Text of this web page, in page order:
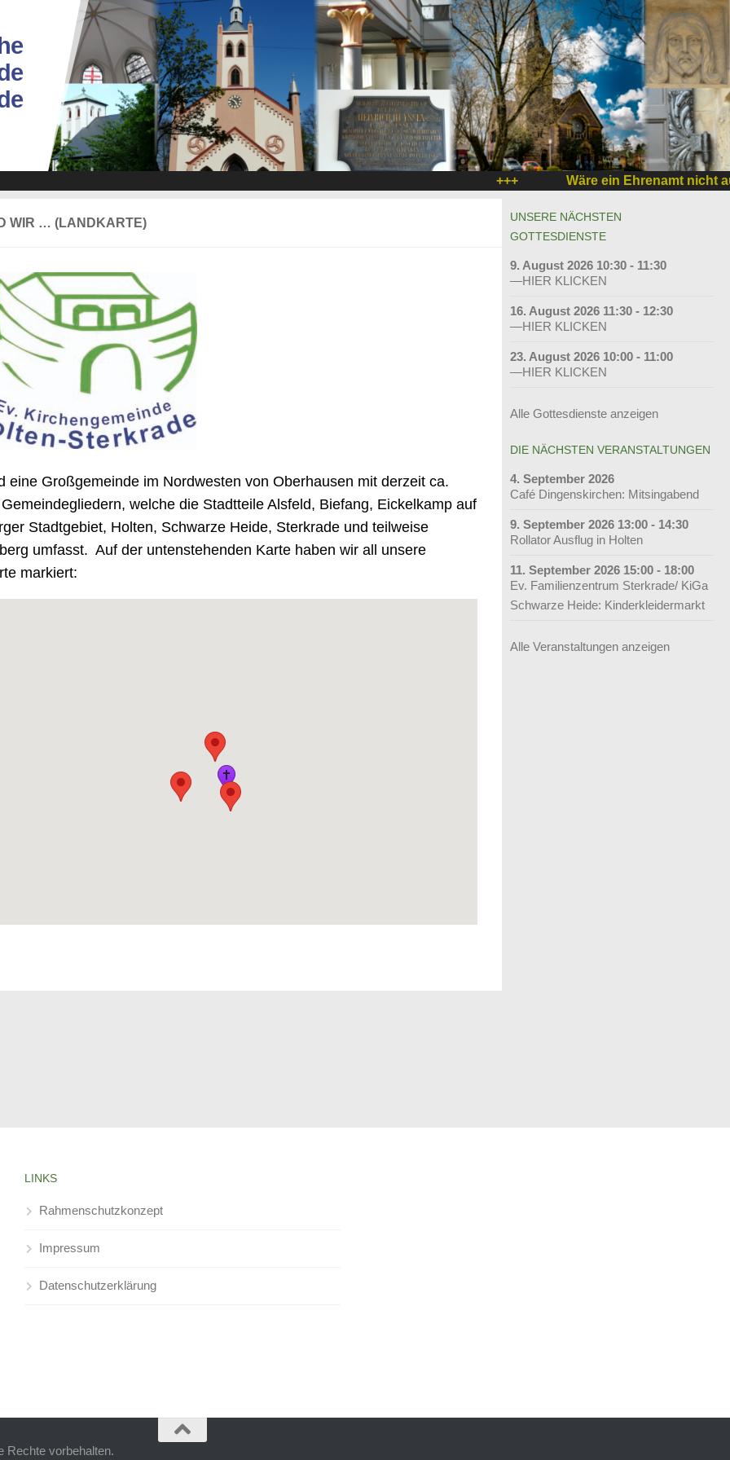
+++ Wäre ein Ehrenamt nicht
WIR … (LANDKARTE)
eine Großgemeinde im Nordwesten von Oberhausen mit derzeit ca.
welche die Stadtteile Alsfeld, Biefang, Eickelkamp auf
Stadtgebiet, Holten, Schwarze Heide, Sterkrade und teilweise
umfasst. Auf der untenstehenden Karte haben wir all unsere
markiert:
UNSERE NÄCHSTEN
GOTTESDIENSTE
9. August 2026 10:30 - 11:30
—HIER KLICKEN
16. August 2026 11:30 - 12:30
—HIER KLICKEN
23. August 2026 10:00 - 11:00
—HIER KLICKEN
Alle Gottesdienste anzeigen
DIE NÄCHSTEN VERANSTALTUNGEN
4. September 2026
Café Dingenskirchen: Mitsingabend
9. September 2026 13:00 - 14:30
Rollator Ausflug in Holten
11. September 2026 15:00 - 18:00
Ev. Familienzentrum Sterkrade/ KiGa
Schwarze Heide: Kinderkleidermarkt
Alle Veranstaltungen anzeigen
LINKS
Rahmenschutzkonzept
Impressum
Datenschutzerklärung
Rechte vorbehalten.